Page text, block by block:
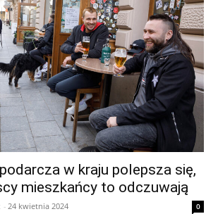
w kraju polepsza się,
mieszkańcy to odczuwają
- 24 kwietnia 2024 0